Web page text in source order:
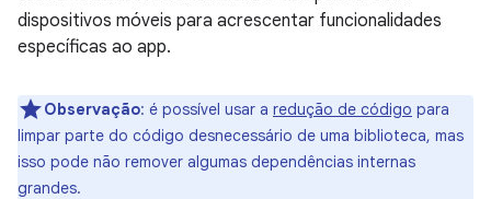
dispositivos móveis para acrescentar funcionalidades
específicas ao app.
Observação: é possível usar a redução de código para
limpar parte do código desnecessário de uma biblioteca, mas
isso pode não remover algumas dependências internas
grandes.